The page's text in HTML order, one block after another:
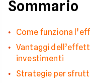
Sommario
Come funziona
Vantaggi
investimenti
Strategie per